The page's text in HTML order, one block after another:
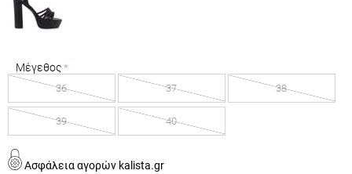
Μέγεθος
36 37 38
39 40
Ασφάλεια αγορών kalista.gr